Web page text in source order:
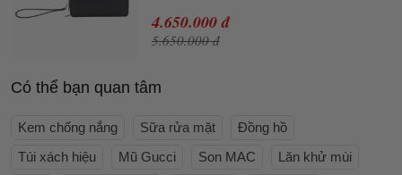
4.650.000 đ
5.650.000 đ
Có thể bạn quan tâm
Kem chống nắng Sữa rửa mặt
Đồng hồ
Túi xách hiệu
Mũ Gucci Son MAC
Lăn khử mùi